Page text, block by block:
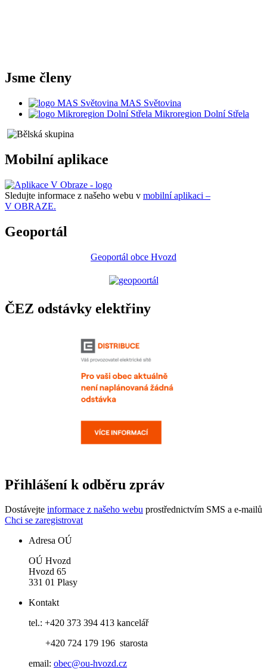
Jsme členy
MAS Světovina
Mikroregion Dolní Střela
Mobilní aplikace
Sledujte informace z našeho webu v mobilní aplikaci –
V OBRAZE.
Geoportál
Geoportál obce Hvozd
ČEZ odstávky elektřiny
Přihlášení k odběru zpráv
Dostávejte informace z našeho webu prostřednictvím SMS a e-mailů
Chci se zaregistrovat
Adresa OÚ
OÚ Hvozd
Hvozd 65
331 01 Plasy
Kontakt
tel.: +420 373 394 413 kancelář
+420 724 179 196 starosta
email: obec@ou-hvozd.cz